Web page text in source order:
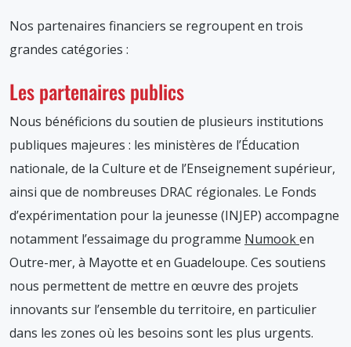
Nos partenaires financiers se regroupent en trois
grandes catégories :
Les partenaires publics
Nous bénéficions du soutien de plusieurs institutions
publiques majeures : les ministères de l’Éducation
nationale, de la Culture et de l’Enseignement supérieur,
ainsi que de nombreuses DRAC régionales. Le Fonds
d’expérimentation pour la jeunesse (INJEP) accompagne
notamment l’essaimage du programme Numooken
Outre-mer, à Mayotte et en Guadeloupe. Ces soutiens
nous permettent de mettre en œuvre des projets
innovants sur l’ensemble du territoire, en particulier
dans les zones où les besoins sont les plus urgents.